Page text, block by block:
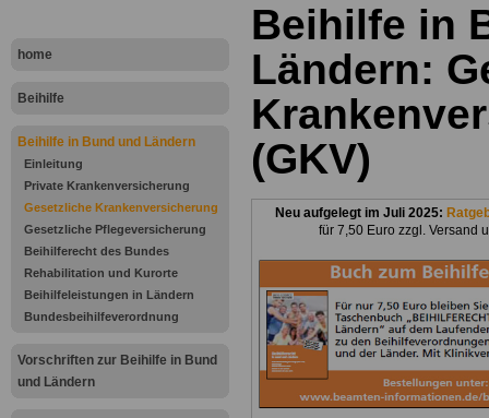
home
Beihilfe
Beihilfe in Bund und Ländern
Einleitung
Private Krankenversicherung
Gesetzliche Krankenversicherung
Gesetzliche Pflegeversicherung
Beihilferecht des Bundes
Rehabilitation und Kurorte
Beihilfeleistungen in Ländern
Bundesbeihilfeverordnung
Vorschriften zur Beihilfe in Bund
und Ländern
Beihilfe in
Ländern:
(GKV)
Neu aufgelegt im Juli 2025:
für 7,50 Euro zzgl. Versand